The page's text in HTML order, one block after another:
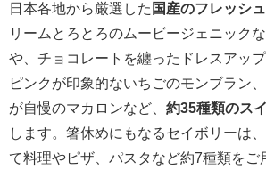
日本各地から厳選した 国産のフレッシ
リームとろとろのムービージェニック
や、チョコレートを纏ったドレスアッ
ピンクが印象的ないちごのモンブラン
が自慢のマカロンなど、 約35種類のス
します。箸休めにもなるセイボリーは
て料理やピザ、パスタなど約7種類をご